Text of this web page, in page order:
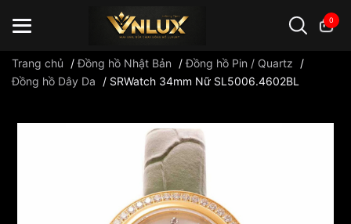
0
Trang chủ /Đồng hồ Nhật Bản /Đồng hồ Pin / Quartz
/
Đồng hồ Dây Da
/ SRWatch 34mm Nữ SL5006.4602BL